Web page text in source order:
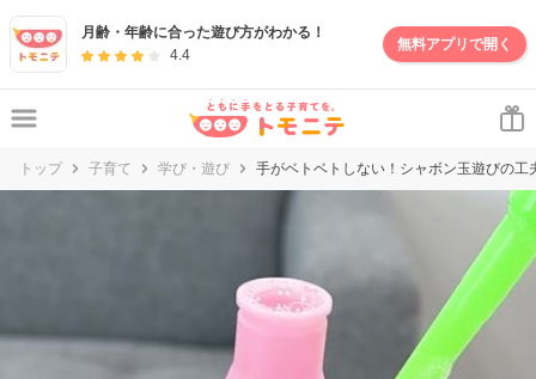
月齢・年齢に合った遊び方がわかる！
4.4
無料アプリで開く
トップ 子育て 学び・遊び 手がベトベトしない！シャボン玉遊びの工